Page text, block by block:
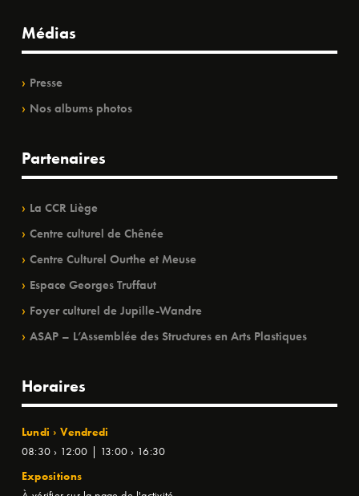
Médias
Presse
Nos albums photos
Partenaires
La CCR Liège
Centre culturel de Chênée
Centre Culturel Ourthe et Meuse
Espace Georges Truffaut
Foyer culturel de Jupille-Wandre
ASAP – L’Assemblée des Structures en Arts Plastiques
Horaires
Lundi › Vendredi
08:30 › 12:00 | 13:00 › 16:30
Expositions